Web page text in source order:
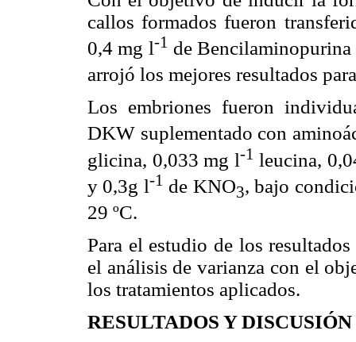
callos formados fueron
0,4 mg l-1 de Bencilaminopurina
arrojó los mejores resultados
Los embriones fueron
DKW suplementado con
glicina, 0,033 mg l-1 leucina,
y 0,3g l-1 de KNO3, bajo
29 ºC.
Para el estudio de los
el análisis de varianza con el
los tratamientos aplicados.
RESULTADOS Y DISCUSIÓN